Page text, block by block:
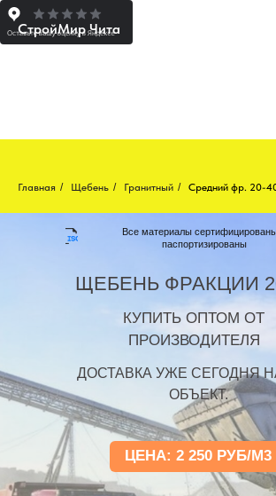
СтройМир Чита
Главная / Щебень / Гранитный / Средний фр. 20-
Все материалы
паспортизированы
КУПИТЬ ОПТОМ ОТ
ПРОИЗВОДИТЕЛЯ
ЩЕБЕНЬ ФРАКЦИИ
ДОСТАВКА УЖЕ СЕГОДНЯ
ОБЪЕКТ.
ЦЕНА: 2 250 РУБ/М3